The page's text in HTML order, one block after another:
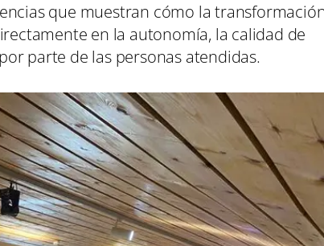
que muestran cómo la
en la autonomía, la calidad de
parte de las personas atendidas.